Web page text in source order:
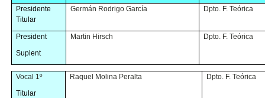
Presidente
Titular
Germán Rodrigo García Dpto. F. Teórica
President
Suplent
Martin Hirsch Dpto. F. Teórica
Vocal 1º
Titular
Raquel Molina Peralta Dpto. F. Teórica